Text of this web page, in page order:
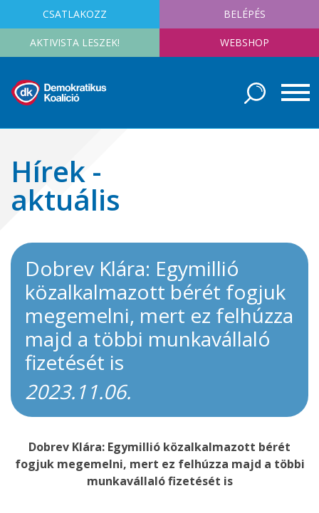
CSATLAKOZZ BELÉPÉS
AKTIVISTA LESZEK! WEBSHOP
Hírek -
aktuális
Dobrev Klára: Egymillió
közalkalmazott bérét fogjuk
megemelni, mert ez felhúzza
majd a többi munkavállaló
fizetését is
2023.11.06.
Dobrev Klára: Egymillió közalkalmazott bérét
fogjuk megemelni, mert ez felhúzza majd a többi
munkavállaló fizetését is